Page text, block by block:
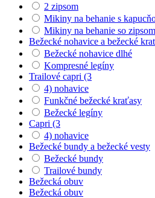
2 zipsom
Mikiny na behanie s
Mikiny na behanie so zipsom
Bežecké nohavice a bežecké
Bežecké nohavice dlhé
Kompresné legíny
Trailové capri (3
4) nohavice
Funkčné bežecké kraťasy
Bežecké legíny
Capri (3
4) nohavice
Bežecké bundy a bežecké vesty
Bežecké bundy
Trailové bundy
Bežecká obuv
Bežecká obuv